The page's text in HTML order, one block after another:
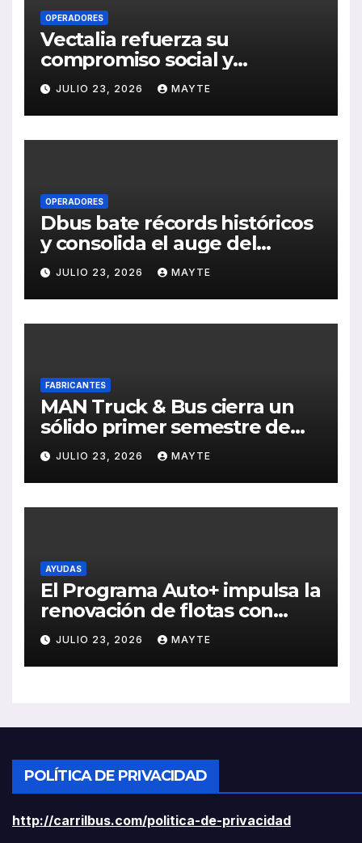
OPERADORES
Vectalia refuerza su
compromiso social y
medioambiental con la
publicación de su Memoria
de RSC 2025
JULIO 23, 2026 MAYTE
OPERADORES
Dbus bate récords históricos
y consolida el auge del
transporte público en San
Sebastián
JULIO 23, 2026 MAYTE
FABRICANTES
MAN Truck & Bus cierra un
sólido primer semestre de
2026 con crecimiento en
ventas, pedidos y
rentabilidad
JULIO 23, 2026 MAYTE
AYUDAS
El Programa Auto+ impulsa la
renovación de flotas con
ayudas a vehículos eléctricos
ligeros
JULIO 23, 2026 MAYTE
POLÍTICA DE PRIVACIDAD
http://carrilbus.com/politica-de-privacidad